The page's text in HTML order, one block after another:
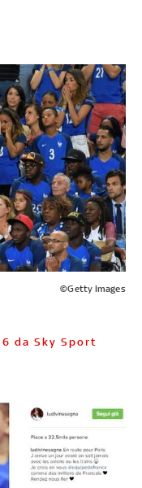
©Getty Images
da Sky Sport